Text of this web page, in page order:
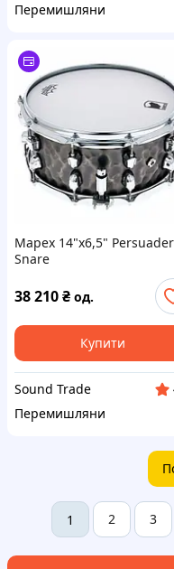
Перемишляни
Mapex 14"x6,5" Persuader
Snare
38 210₴ од.
Купити
Sound Trade
Перемишляни
1 2 3